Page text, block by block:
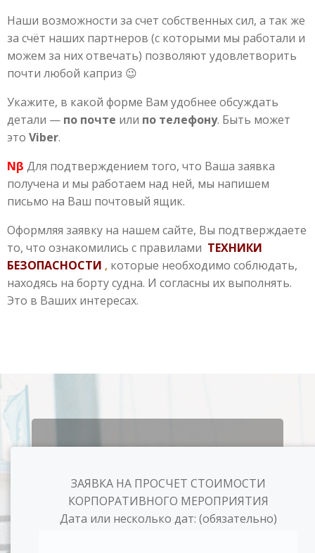
Наши возможности за счет собственных сил, а так же
за счёт наших партнеров (с которыми мы работали и
можем за них отвечать) позволяют удовлетворить
почти любой каприз 😉
Укажите, в какой форме Вам удобнее обсуждать
детали — по почте или по телефону. Быть может
это Viber.
Νβ Для подтверждением того, что Ваша заявка
получена и мы работаем над ней, мы напишем
письмо на Ваш почтовый ящик.
Оформляя заявку на нашем сайте, Вы подтверждаете
то, что ознакомились с правилами ТЕХНИКИ
БЕЗОПАСНОСТИ , которые необходимо соблюдать,
находясь на борту судна. И согласны их выполнять.
Это в Ваших интересах.
ЗАЯВКА НА ПРОСЧЕТ СТОИМОСТИ
КОРПОРАТИВНОГО МЕРОПРИЯТИЯ
Дата или несколько дат: (обязательно)